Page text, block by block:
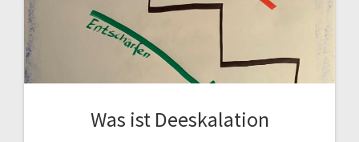
Was ist Deeskalation